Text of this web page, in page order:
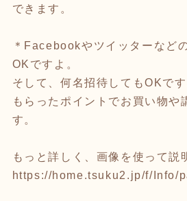
できます。
＊Facebookやツイッターなど
OKですよ。
そして、何名招待してもOKで
もらったポイントでお買い物や
す。
もっと詳しく、画像を使って説
https://home.tsuku2.jp/f/Info/